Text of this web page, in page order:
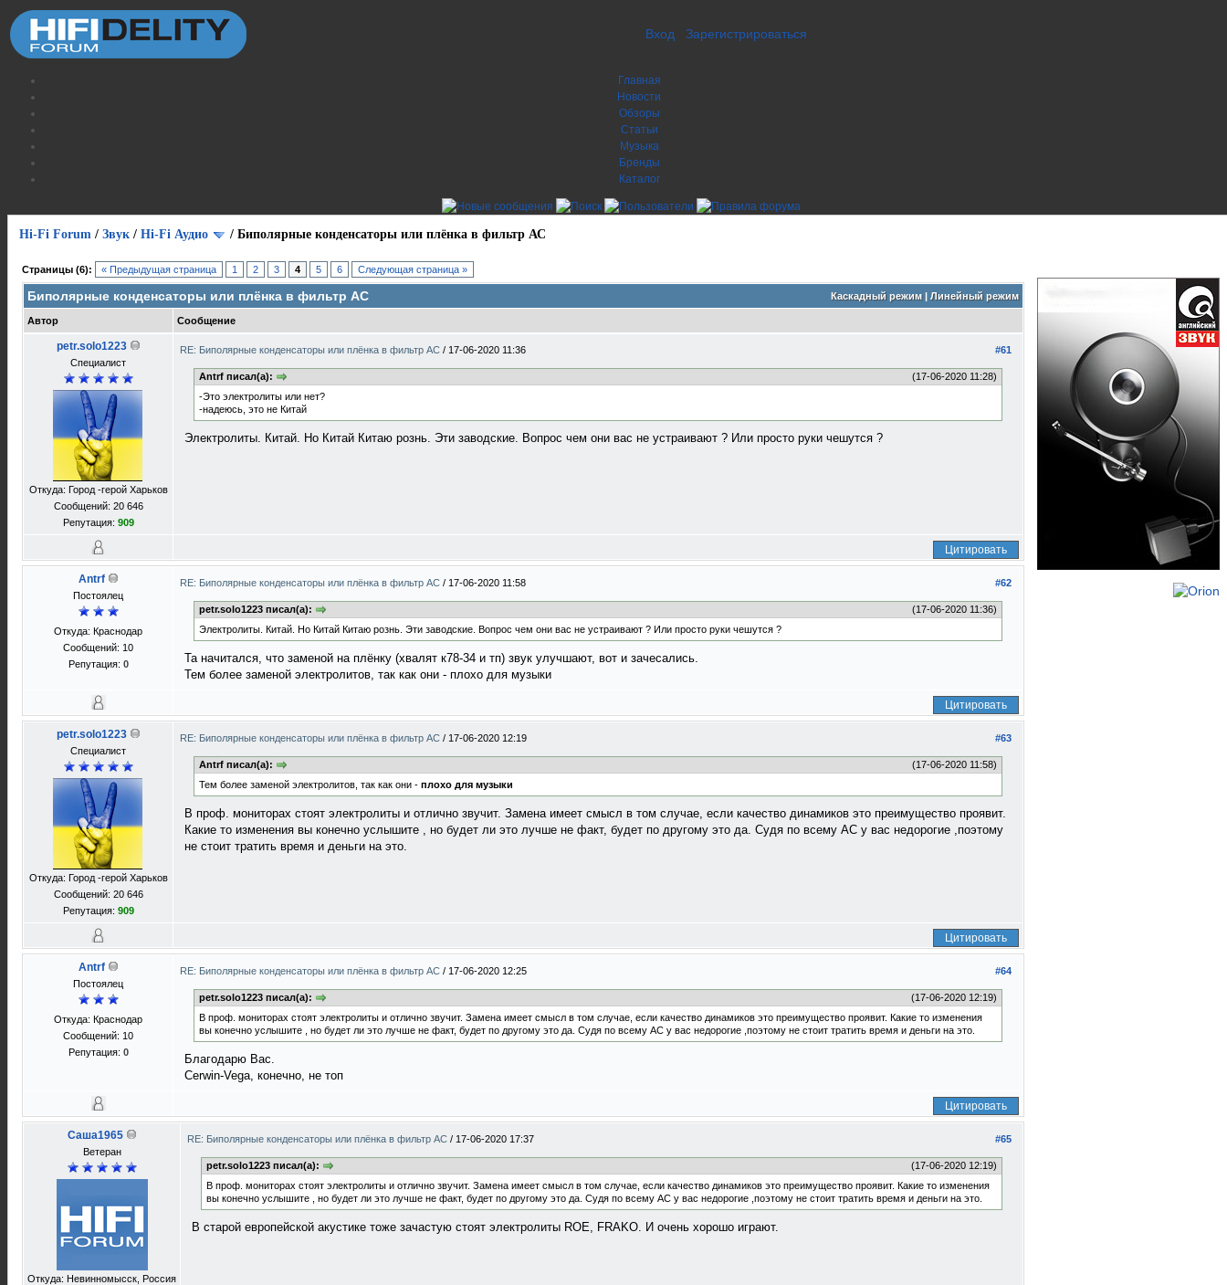
Вход Зарегистрироваться
Главная
Новости
Обзоры
Статьи
Музыка
Бренды
Каталог
Hi-Fi Forum / Звук / Hi-Fi Аудио / Биполярные конденсаторы или плёнка в фильтр АС
Страницы (6): « Предыдущая страница 1 2 3 4 5 6 Следующая страница »
Каскадный режим| Линейный режим
Биполярные конденсаторы или плёнка в фильтр АС
Автор Сообщение
petr.solo1223
Специалист
Откуда: Город -герой Харьков
Сообщений: 20 646
Репутация: 909
#61
RE: Биполярные конденсаторы или плёнка в фильтр АС / 17-06-2020 11:36
(17-06-2020 11:28)
Antrf писал(а):
-Это электролиты или нет?
-надеюсь, это не Китай
Электролиты. Китай. Но Китай Китаю рознь. Эти заводские. Вопрос чем они вас не устраивают ? Или просто руки чешутся ?
Цитировать
Antrf
Постоялец
Откуда: Краснодар
Сообщений: 10
Репутация: 0
#62
RE: Биполярные конденсаторы или плёнка в фильтр АС / 17-06-2020 11:58
(17-06-2020 11:36)
petr.solo1223 писал(а):
Электролиты. Китай. Но Китай Китаю рознь. Эти заводские. Вопрос чем они вас не устраивают ? Или просто руки чешутся ?
Та начитался, что заменой на плёнку (хвалят к78-34 и тп) звук улучшают, вот и зачесались.
Тем более заменой электролитов, так как они - плохо для музыки
Цитировать
petr.solo1223
Специалист
Откуда: Город -герой Харьков
Сообщений: 20 646
Репутация: 909
#63
RE: Биполярные конденсаторы или плёнка в фильтр АС / 17-06-2020 12:19
(17-06-2020 11:58)
Antrf писал(а):
Тем более заменой электролитов, так как они - плохо для музыки
В проф. мониторах стоят электролиты и отлично звучит. Замена имеет смысл в том случае, если качество динамиков это преимущество проявит.
Какие то изменения вы конечно услышите , но будет ли это лучше не факт, будет по другому это да. Судя по всему АС у вас недорогие ,поэтому
не стоит тратить время и деньги на это.
Цитировать
Antrf
Постоялец
Откуда: Краснодар
Сообщений: 10
Репутация: 0
#64
RE: Биполярные конденсаторы или плёнка в фильтр АС / 17-06-2020 12:25
(17-06-2020 12:19)
petr.solo1223 писал(а):
В проф. мониторах стоят электролиты и отлично звучит. Замена имеет смысл в том случае, если качество динамиков это преимущество проявит. Какие то изменения
вы конечно услышите , но будет ли это лучше не факт, будет по другому это да. Судя по всему АС у вас недорогие ,поэтому не стоит тратить время и деньги на это.
Благодарю Вас.
Cerwin-Vega, конечно, не топ
Цитировать
Саша1965
Ветеран
Откуда: Невинномысск, Россия
#65
RE: Биполярные конденсаторы или плёнка в фильтр АС / 17-06-2020 17:37
(17-06-2020 12:19)
petr.solo1223 писал(а):
В проф. мониторах стоят электролиты и отлично звучит. Замена имеет смысл в том случае, если качество динамиков это преимущество проявит. Какие то изменения
вы конечно услышите , но будет ли это лучше не факт, будет по другому это да. Судя по всему АС у вас недорогие ,поэтому не стоит тратить время и деньги на это.
В старой европейской акустике тоже зачастую стоят электролиты ROE, FRAKO. И очень хорошо играют.